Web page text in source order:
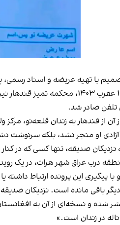
با تهیه عریضه و اسناد رسمی،
اما به گفته نزدیکان صدیقه،
صادر شد.
آن از قندهار به زندان قلعه‌نو،
آزادی او منجر نشد، بلکه سرنوشت
صدیقه، تنها کسی که در
پیگیری این پرونده ارتباط داشته
مانده است. نزدیکان صدیقه
شده و نسخه‌ای از آن به
در زندان است.»